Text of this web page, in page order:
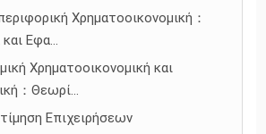
Χρηματοοικονομική：
Εφα...
Χρηματοοικονομική και
：Θεωρί...
Επιχειρήσεων